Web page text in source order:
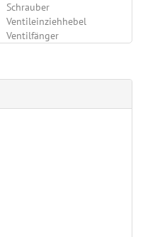
Schrauber
Ventileinziehhebel
Ventilfänger